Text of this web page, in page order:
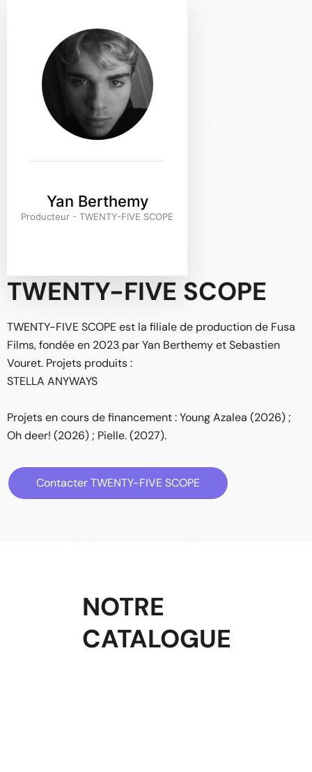
Yan Berthemy
Producteur - TWENTY-FIVE SCOPE
TWENTY-FIVE SCOPE
TWENTY-FIVE SCOPE est la filiale de production de Fusa
Films, fondée en 2023 par Yan Berthemy et Sebastien
Vouret. Projets produits :
STELLA ANYWAYS
Projets en cours de financement : Young Azalea (2026) ;
Oh deer! (2026) ; Pielle. (2027).
Contacter TWENTY-FIVE SCOPE
NOTRE
CATALOGUE